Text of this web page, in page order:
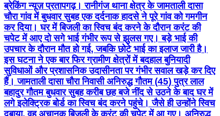
ब्रेकिंग न्यूज़ प्रतापगढ़। रानीगंज थाना क्षेत्र के जामताली दासा
चौरा गांव में बुधवार सुबह एक दर्दनाक हादसे ने पूरे गांव को गमगीन
कर दिया। घर में बिजली का स्विच बंद करने के दौरान करंट की
चपेट में आए दो सगे भाई गंभीर रूप से झुलस गए। बड़े भाई की
उपचार के दौरान मौत हो गई, जबकि छोटे भाई का इलाज जारी है।
इस घटना ने एक बार फिर ग्रामीण क्षेत्रों में बदहाल बुनियादी
सुविधाओं और प्रशासनिक उदासीनता पर गंभीर सवाल खड़े कर दिए
हैं। जामताली दासा चौरा निवासी अनिरुद्ध गौतम (45) पुत्र लाल
बहादुर गौतम बुधवार सुबह करीब छह बजे नींद से उठने के बाद घर में
लगे इलेक्ट्रिक बोर्ड का स्विच बंद करने पहुंचे। जैसे ही उन्होंने स्विच
दबाया, वह अचानक बिजली के करंट की चपेट में आ गए। अनिरुद्ध